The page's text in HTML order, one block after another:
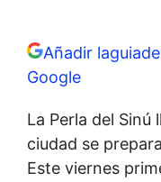
Añadir
Google
La Perla del Sinú
ciudad se
Este viernes